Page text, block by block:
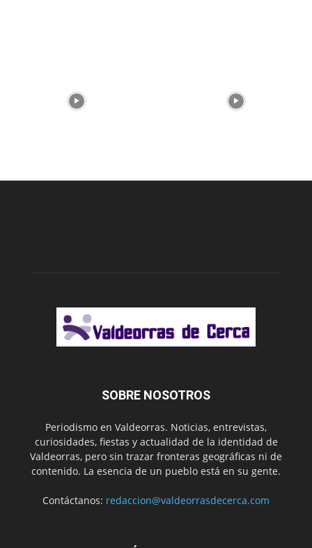
SOBRE NOSOTROS
Periodismo en Valdeorras. Noticias, entrevistas,
curiosidades, fiestas y actualidad de la identidad de
Valdeorras, pero sin trazar fronteras geográficas ni de
contenido. La esencia de un pueblo está en su gente.
Contáctanos: redaccion@valdeorrasdecerca.com